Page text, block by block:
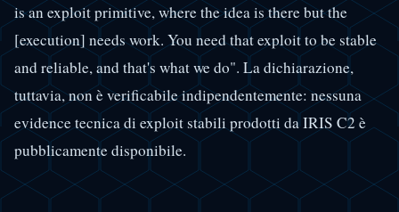
is an exploit primitive, where the idea is there but the
[execution] needs work. You need that exploit to be stable
and reliable, and that's what we do". La dichiarazione,
tuttavia, non è verificabile indipendentemente: nessuna
evidence tecnica di exploit stabili prodotti da IRIS C2 è
pubblicamente disponibile.